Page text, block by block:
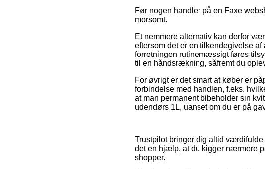
Før nogen handler på en Faxe
morsomt.
Et nemmere alternativ kan derfor
eftersom det er en tilkendegivelse
forretningen rutinemæssigt føres
til en håndsrækning, såfremt du
For øvrigt er det smart at køber er
forbindelse med handlen, f.eks.
at man permanent bibeholder sin
udendørs 1L, uanset om du er på
Trustpilot bringer dig altid værdifulde
det en hjælp, at du kigger nærmere
shopper.